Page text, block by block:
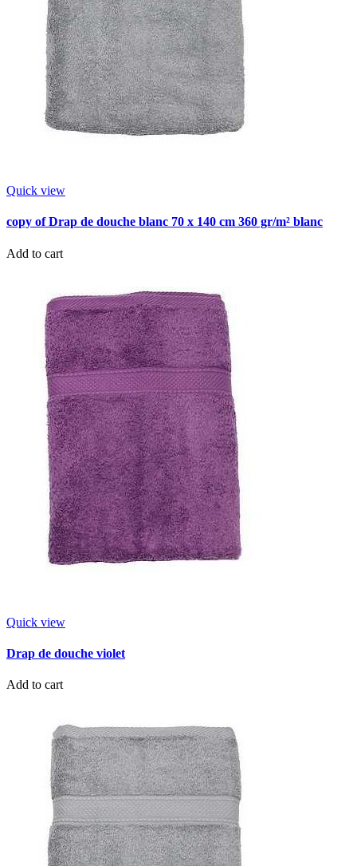
Quick view
copy of Drap de douche blanc 70 x 140 cm 360 gr/m² blanc
Add to cart
Quick view
Drap de douche violet
Add to cart